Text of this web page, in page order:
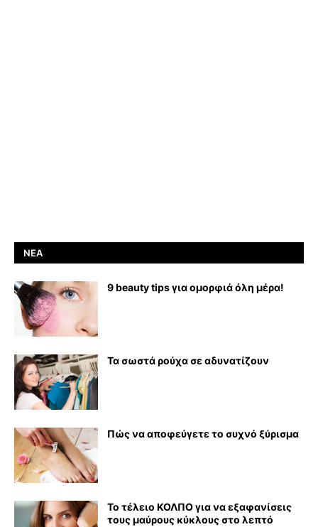
ΝΈΑ
9 beauty tips για ομορφιά όλη μέρα!
Τα σωστά ρούχα σε αδυνατίζουν
Πώς να αποφεύγετε το συχνό ξύρισμα
Το τέλειο ΚΟΛΠΟ για να εξαφανίσεις
τους μαύρους κύκλους στο λεπτό